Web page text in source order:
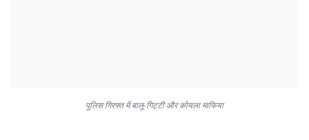
पुलिस गिरफ्त में बालू-गिट्टी और कोयला माफिया